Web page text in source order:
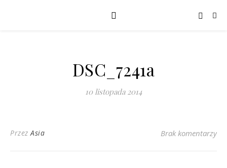
DSC_7241a
10 listopada 2014
PrzezAsia Brak komentarzy